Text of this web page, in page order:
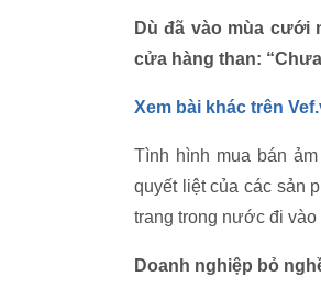
Dù đã vào mùa cưới
cửa hàng than:
Xem bài khác trên
Tình hình mua bán
quyết liệt của các sản
trang trong nước đi vào
Doanh nghiệp bỏ